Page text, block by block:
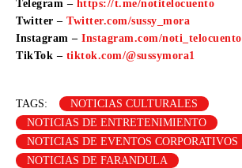
Telegram – https://t.me/notitelocuento
Twitter – Twitter.com/sussy_mora
Instagram – Instagram.com/noti_telocuento
TikTok – tiktok.com/@sussymora1
TAGS:
NOTICIAS CULTURALES
NOTICIAS DE ENTRETENIMIENTO
NOTICIAS DE EVENTOS CORPORATIVOS
NOTICIAS DE FARANDULA